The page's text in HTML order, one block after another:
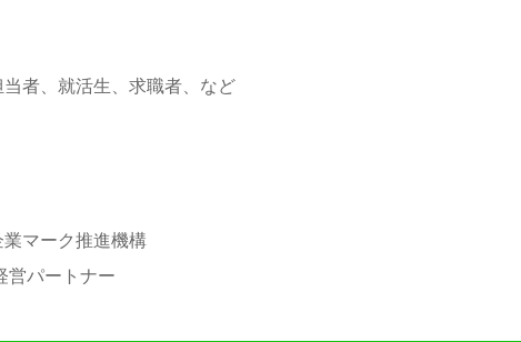
者、就活生、求職者、など
マーク推進機構
営パートナー